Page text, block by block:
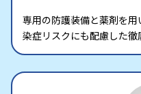
専用の防護装備と薬剤を
染症リスクにも配慮した徹